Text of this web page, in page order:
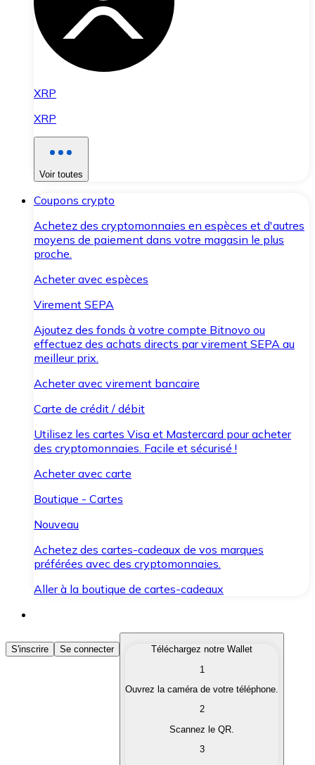
XRP
XRP
Voir toutes
Coupons crypto
Achetez des cryptomonnaies en espèces et d'autres
moyens de paiement dans votre magasin le plus
proche.
Acheter avec espèces
Virement SEPA
Ajoutez des fonds à votre compte Bitnovo ou
effectuez des achats directs par virement SEPA au
meilleur prix.
Acheter avec virement bancaire
Carte de crédit / débit
Utilisez les cartes Visa et Mastercard pour acheter
des cryptomonnaies. Facile et sécurisé !
Acheter avec carte
Boutique - Cartes
Nouveau
Achetez des cartes-cadeaux de vos marques
préférées avec des cryptomonnaies.
Aller à la boutique de cartes-cadeaux
Acheter des Cryptomonnaies
Achetez les cryptomonnaies qui vous intéressent
Convertissez vos cryptomonnaies en monnaie
S'inscrire Se connecter
Téléchargez notre Wallet
1
Ouvrez la caméra de votre téléphone.
2
Scannez le QR.
3